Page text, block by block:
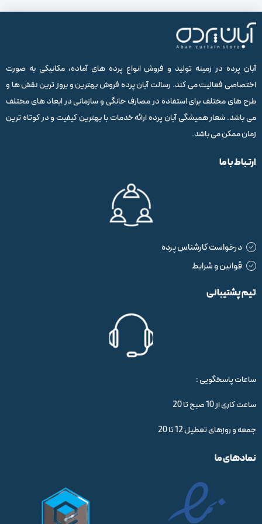
آبان پرده در زمینه تولید و فروش انواع پرده های آماده، مکانیکی به صورت
اختصاصی فعالیت می کند. رسالت آبان پرده فروش بهترین و بروز ترین نقش ها و
طرح های مختلف برای استفاده در مصارف خانگی و سازمانی در ابعاد های مختلف
می باشد. شعار همیشگی آبان پرده ارائه خدمات با بهترین کیفیت و در کوتاه ترین
زمان ممکن می باشد.
ارتباط با ما
درخواست کارشناس پرده
قوانین و شرایط
تیم پشتیبانی
ساعات پاسخگویی :
ساعت کاری از 10 صبح تا 20
جمعه و روزهای تعطیل 12 تا 20
نمادهای ما